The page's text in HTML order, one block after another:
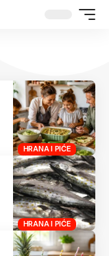
HRANA I PIĆE
HRANA I PIĆE